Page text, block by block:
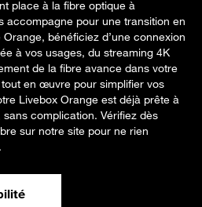
place à la fibre optique à
accompagne pour une transition en
bénéficiez d’une connexion
à vos usages, du streaming 4K
de la fibre avance dans votre
en œuvre pour simplifier vos
Livebox Orange est déjà prête à
complication. Vérifiez dès
sur notre site pour ne rien